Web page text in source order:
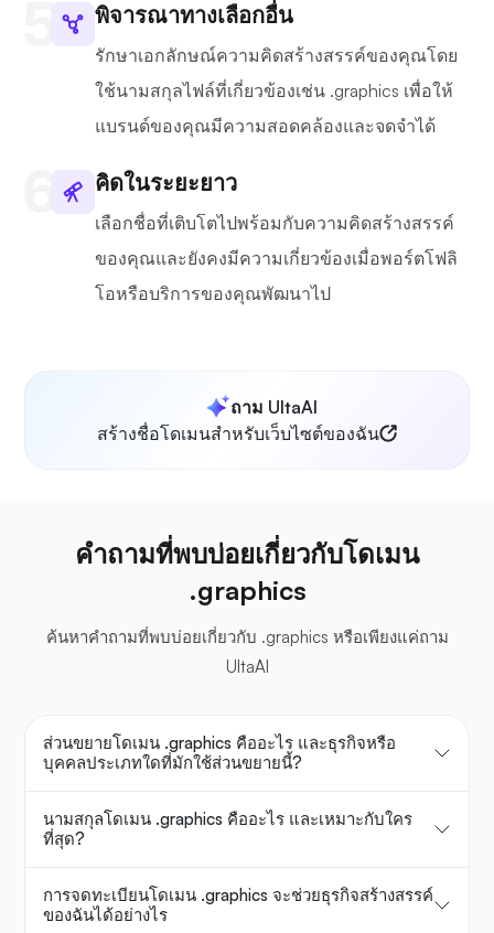
พิจารณาทางเลือกอื่น
รักษาเอกลักษณ์ความคิดสร้างสรรค์ของคุณโดย
ใช้นามสกุลไฟล์ที่เกี่ยวข้องเช่น .graphics เพื่อให้
แบรนด์ของคุณมีความสอดคล้องและจดจำได้
คิดในระยะยาว
เลือกชื่อที่เติบโตไปพร้อมกับความคิดสร้างสรรค์
ของคุณและยังคงมีความเกี่ยวข้องเมื่อพอร์ตโฟลิ
โอหรือบริการของคุณพัฒนาไป
ถาม UltaAI
สร้างชื่อโดเมนสำหรับเว็บไซต์ของฉัน
คำถามที่พบบ่อยเกี่ยวกับโดเมน
.graphics
ค้นหาคำถามที่พบบ่อยเกี่ยวกับ .graphics หรือเพียงแค่ถาม
UltaAI
ส่วนขยายโดเมน .graphics คืออะไร และธุรกิจหรือ
บุคคลประเภทใดที่มักใช้ส่วนขยายนี้?
นามสกุลโดเมน .graphics คืออะไร และเหมาะกับใคร
ที่สุด?
การจดทะเบียนโดเมน .graphics จะช่วยธุรกิจสร้างสรรค์
ของฉันได้อย่างไร